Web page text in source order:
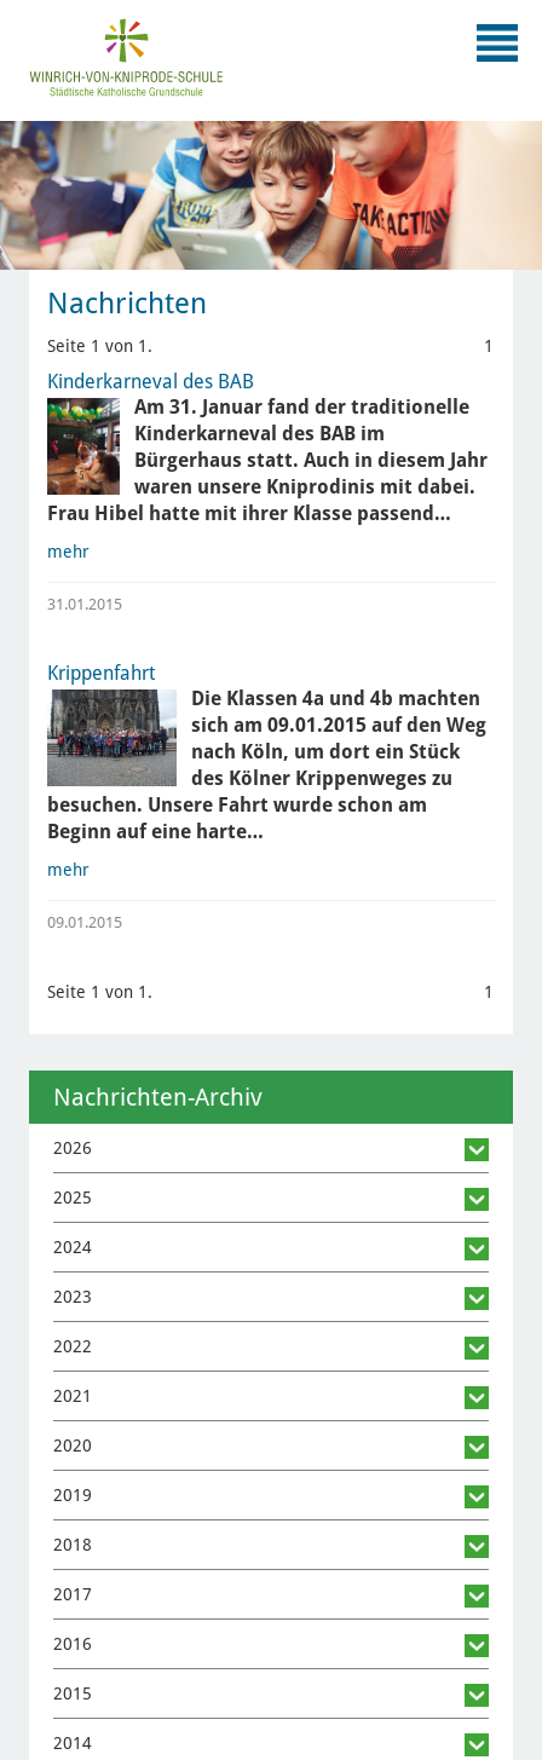
Nachrichten
Seite 1 von 1. 1
Kinderkarneval des BAB
Am 31. Januar fand der traditionelle
Kinderkarneval des BAB im
Bürgerhaus statt. Auch in diesem Jahr
waren unsere Kniprodinis mit dabei.
Frau Hibel hatte mit ihrer Klasse passend…
mehr
31.01.2015
Krippenfahrt
Die Klassen 4a und 4b machten
sich am 09.01.2015 auf den Weg
nach Köln, um dort ein Stück
des Kölner Krippenweges zu
besuchen. Unsere Fahrt wurde schon am
Beginn auf eine harte…
mehr
09.01.2015
Seite 1 von 1. 1
Nachrichten-Archiv
2026
2025
2024
2023
2022
2021
2020
2019
2018
2017
2016
2015
2014